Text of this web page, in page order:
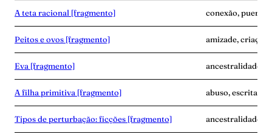
A teta racional [fragmento] conexão,
Peitos e ovos [fragmento] amizade,
Eva [fragmento] ancestralidade,
A filha primitiva [fragmento] abuso, escrita,
Tipos de perturbação: ficções [fragmento] ancestralidade,